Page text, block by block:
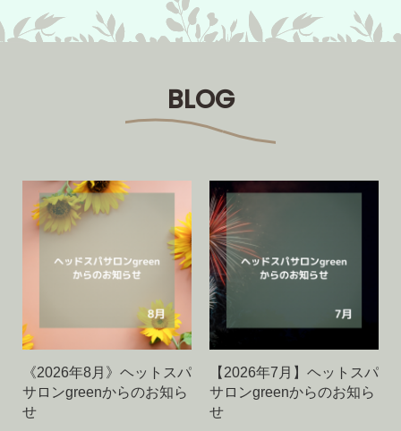
BLOG
《2026年8月》ヘットスパ
サロンgreenからのお知ら
せ
【2026年7月】ヘットスパ
サロンgreenからのお知ら
せ